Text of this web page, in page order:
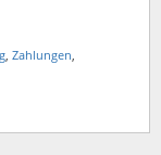
Zahlungen